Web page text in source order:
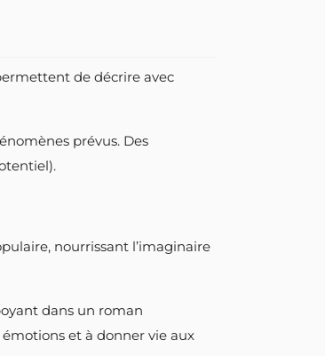
de décrire avec
prévus. Des
nourrissant l’imaginaire
dans un roman
et à donner vie aux